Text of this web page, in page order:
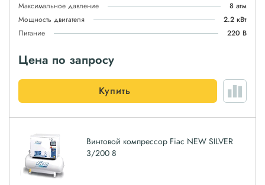
Максимальное давление
8 атм
Мощность двигателя
2.2 кВт
Питание
220 В
Цена по запросу
Купить
Винтовой компрессор Fiac NEW SILVER
3/200 8